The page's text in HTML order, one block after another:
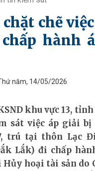
chẽ
hành
năm, 14/05/2026
khu vực 13,
sát việc áp giải bị
trú tại thôn Lạc
Lắk) đi chấp
hoại tài sản do